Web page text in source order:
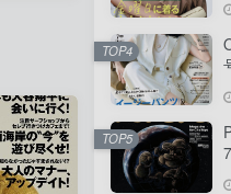
TOP4
TOP5